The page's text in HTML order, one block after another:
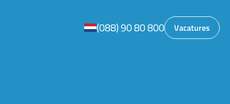
(088) 90 80 800 Vacatures